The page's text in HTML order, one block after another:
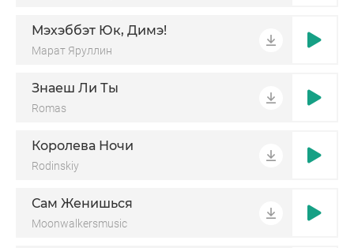
Мэхэббэт Юк, Димэ!
Марат Яруллин
Знаеш Ли Ты
Romas
Королева Ночи
Rodinskiy
Сам Женишься
Moonwalkersmusic